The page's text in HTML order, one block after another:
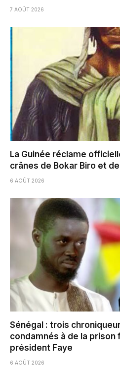
7 AOÛT 2026
La Guinée réclame
crânes de Bokar Biro et
6 AOÛT 2026
Sénégal : trois
condamnés à de la
président Faye
6 AOÛT 2026